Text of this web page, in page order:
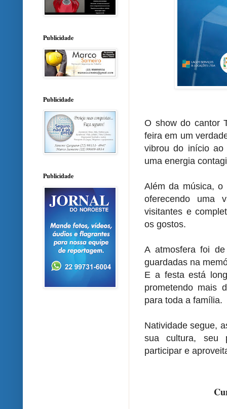
O show do cantor
feira em um
vibrou do início ao
uma energia
Além da música, o
oferecendo uma
visitantes e
os gostos.
A atmosfera foi
guardadas na
E a festa está
prometendo mais
para toda a família.
Natividade segue,
sua cultura, seu
participar e
Publicidade
Publicidade
Publicidade